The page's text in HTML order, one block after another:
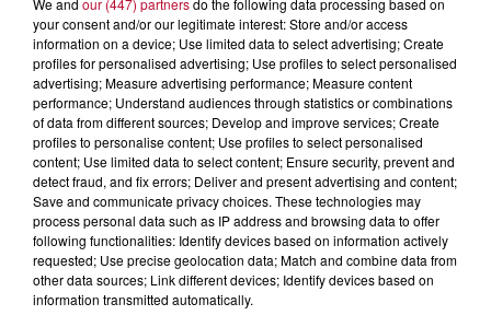
propose une alternative bien plus vivante :...
your consent and/or our legitimate interest: Store and/or access
information on a device; Use limited data to select advertising; Create
profiles for personalised advertising; Use profiles to select personalised
advertising; Measure advertising performance; Measure content
performance; Understand audiences through statistics or combinations
of data from different sources; Develop and improve services; Create
profiles to personalise content; Use profiles to select personalised
content; Use limited data to select content; Ensure security, prevent and
detect fraud, and fix errors; Deliver and present advertising and content;
Save and communicate privacy choices. These technologies may
process personal data such as IP address and browsing data to offer
following functionalities: Identify devices based on information actively
requested; Use precise geolocation data; Match and combine data from
other data sources; Link different devices; Identify devices based on
information transmitted automatically.